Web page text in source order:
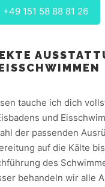
+49 151 58 88 81 26
tauche ich dich
und
der passenden
auf die Kälte
des
behandeln wir alle